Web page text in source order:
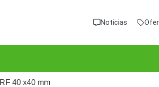
Noticias
40 x40 mm